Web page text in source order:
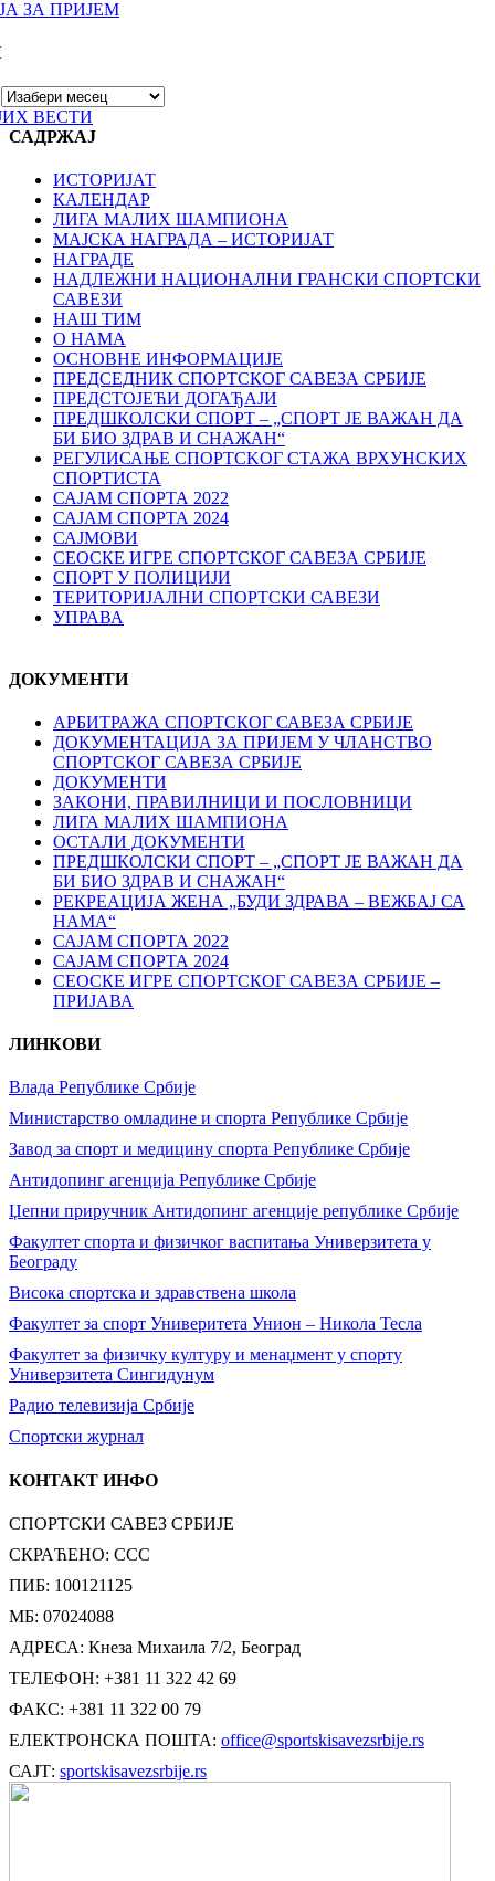
ЗА ПРИЈЕМ
ВЕСТИ
САДРЖАЈ
ИСТОРИЈАТ
КАЛЕНДАР
ЛИГА МАЛИХ ШАМПИОНА
МАЈСКА НАГРАДА – ИСТОРИЈАТ
НАГРАДЕ
НАДЛЕЖНИ НАЦИОНАЛНИ ГРАНСКИ СПОРТСКИ
САВЕЗИ
НАШ ТИМ
О НАМА
ОСНОВНЕ ИНФОРМАЦИЈЕ
ПРЕДСЕДНИК СПОРТСКОГ САВЕЗА СРБИЈЕ
ПРЕДСТОЈЕЋИ ДОГАЂАЈИ
ПРЕДШКОЛСКИ СПОРТ – „СПОРТ ЈЕ ВАЖАН ДА
БИ БИО ЗДРАВ И СНАЖАН“
РЕГУЛИСАЊЕ СПОРТСKОГ СТАЖА ВРХУНСKИХ
СПОРТИСТА
САЈАМ СПОРТА 2022
САЈАМ СПОРТА 2024
САЈМОВИ
СЕОСКЕ ИГРЕ СПОРТСКОГ САВЕЗА СРБИЈЕ
СПОРТ У ПОЛИЦИЈИ
ТЕРИТОРИЈАЛНИ СПОРТСКИ САВЕЗИ
УПРАВА
ДОКУМЕНТИ
АРБИТРАЖА СПОРТСКОГ САВЕЗА СРБИЈЕ
ДОКУМЕНТАЦИЈА ЗА ПРИЈЕМ У ЧЛАНСТВО
СПОРТСКОГ САВЕЗА СРБИЈЕ
ДОКУМЕНТИ
ЗАКОНИ, ПРАВИЛНИЦИ И ПОСЛОВНИЦИ
ЛИГА МАЛИХ ШАМПИОНА
ОСТАЛИ ДОКУМЕНТИ
ПРЕДШКОЛСКИ СПОРТ – „СПОРТ ЈЕ ВАЖАН ДА
БИ БИО ЗДРАВ И СНАЖАН“
РЕКРЕАЦИЈА ЖЕНА „БУДИ ЗДРАВА – ВЕЖБАЈ СА
НАМА“
САЈАМ СПОРТА 2022
САЈАМ СПОРТА 2024
СЕОСКЕ ИГРЕ СПОРТСКОГ САВЕЗА СРБИЈЕ –
ПРИЈАВА
ЛИНКОВИ
Влада Републике Србије
Министарство омладине и спорта Републике Србије
Завод за спорт и медицину спорта Републике Србије
Антидопинг агенција Републике Србије
Џепни приручник Антидопинг агенције републике Србије
Факултет спорта и физичког васпитања Универзитета у
Београду
Висока спортска и здравствена школа
Факултет за спорт Универитета Унион – Никола Тесла
Факултет за физичку културу и менаџмент у спорту
Универзитета Сингидунум
Радио телевизија Србије
Спортски журнал
КОНТАКТ ИНФО
СПОРТСКИ САВЕЗ СРБИЈЕ
СКРАЋЕНО: ССС
ПИБ: 100121125
МБ: 07024088
АДРЕСА: Кнеза Михаила 7/2, Београд
ТЕЛЕФОН: +381 11 322 42 69
ФАКС: +381 11 322 00 79
ЕЛЕКТРОНСКА ПОШТА: office@sportskisavezsrbije.rs
САЈТ: sportskisavezsrbije.rs